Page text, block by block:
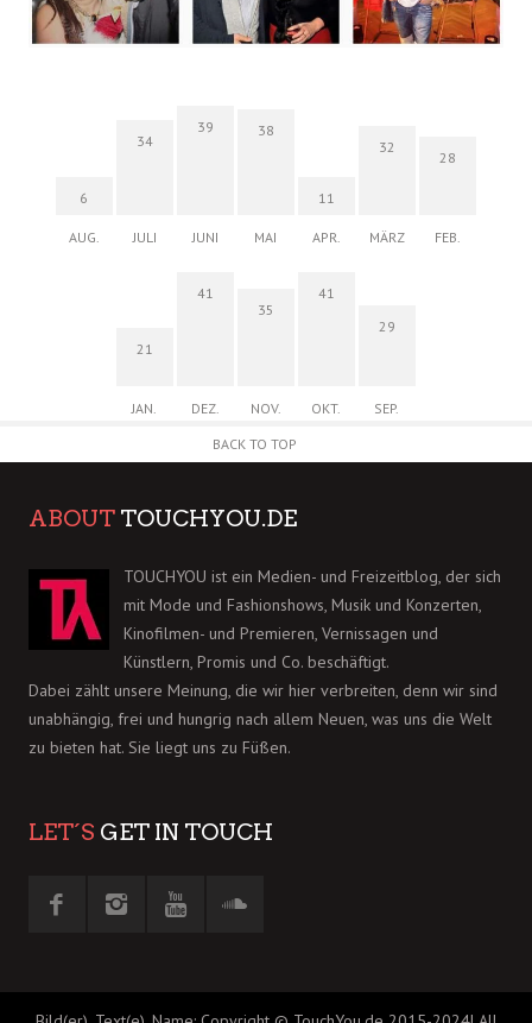
6
AUG.
34
JULI
39
JUNI
38
MAI
11
APR.
32
MÄRZ
28
FEB.
21
JAN.
41
DEZ.
35
NOV.
41
OKT.
29
SEP.
BACK TO TOP
ABOUT TOUCHYOU.DE
TOUCHYOU ist ein Medien- und Freizeitblog, der sich
mit Mode und Fashionshows, Musik und Konzerten,
Kinofilmen- und Premieren, Vernissagen und
Künstlern, Promis und Co. beschäftigt.
Dabei zählt unsere Meinung, die wir hier verbreiten, denn wir sind
unabhängig, frei und hungrig nach allem Neuen, was uns die Welt
zu bieten hat. Sie liegt uns zu Füßen.
LET´S GET IN TOUCH